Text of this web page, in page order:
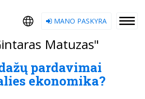
MANO PASKYRA
Matuzas"
pardavimai
ekonomika?